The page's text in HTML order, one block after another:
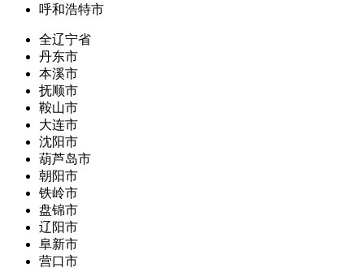
呼和浩特市
全辽宁省
丹东市
本溪市
抚顺市
鞍山市
大连市
沈阳市
葫芦岛市
朝阳市
铁岭市
盘锦市
辽阳市
阜新市
营口市